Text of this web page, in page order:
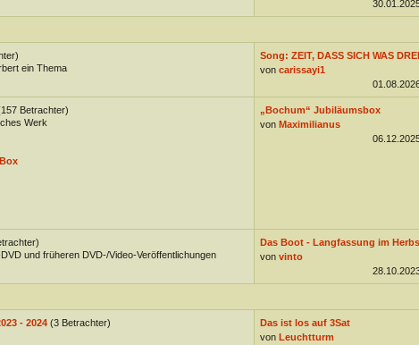
ein Thema
Song: ZEIT, DASS SICH WAS
von carissayi1
Betrachter)
Werk
„Bochum“ Jubiläumsbox
von Maximilianus
und früheren DVD-/Video-Veröffentlichungen
Das Boot - Langfassung im
von vinto
- 2024 (3 Betrachter)
Das ist los auf 3Sat
von Leuchtturm